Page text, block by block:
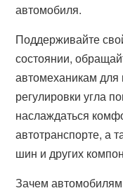
автомобиля.
Поддерживайте
состоянии,
автомеханикам
регулировки угла
наслаждаться
автотранспорте, а
шин и других
Зачем